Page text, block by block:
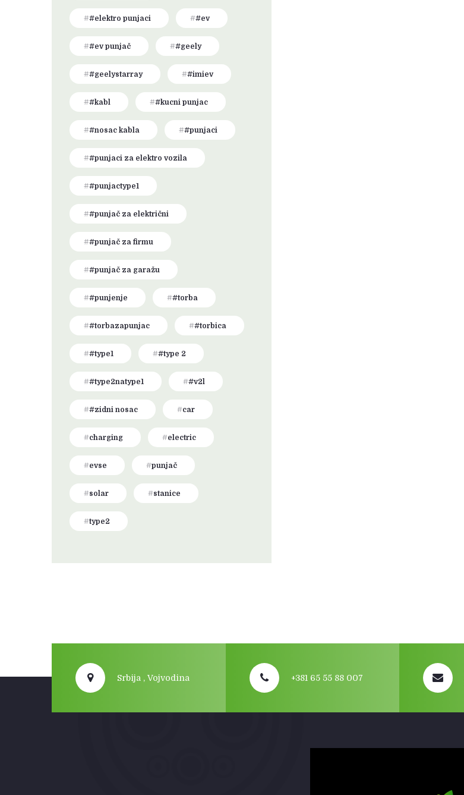
#elektro punjaci #ev
#ev punjač #geely
#geelystarray #imiev
#kabl #kucni punjac
#nosac kabla #punjaci
#punjaci za elektro vozila
#punjactype1
#punjač za električni
#punjač za firmu
#punjač za garažu
#punjenje #torba
#torbazapunjac #torbica
#type1 #type 2
#type2natype1 #v2l
#zidni nosac car
charging electric
evse punjač
solar stanice
type2
Srbija , Vojvodina +381 65 55 88 007